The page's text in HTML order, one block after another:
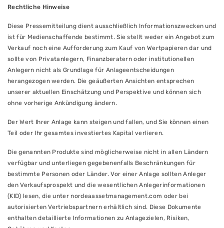
Rechtliche Hinweise
Diese Pressemitteilung dient ausschließlich Informationszwecken und
ist für Medienschaffende bestimmt. Sie stellt weder ein Angebot zum
Verkauf noch eine Aufforderung zum Kauf von Wertpapieren dar und
sollte von Privatanlegern, Finanzberatern oder institutionellen
Anlegern nicht als Grundlage für Anlageentscheidungen
herangezogen werden. Die geäußerten Ansichten entsprechen
unserer aktuellen Einschätzung und Perspektive und können sich
ohne vorherige Ankündigung ändern.
Der Wert Ihrer Anlage kann steigen und fallen, und Sie können einen
Teil oder Ihr gesamtes investiertes Kapital verlieren.
Die genannten Produkte sind möglicherweise nicht in allen Ländern
verfügbar und unterliegen gegebenenfalls Beschränkungen für
bestimmte Personen oder Länder. Vor einer Anlage sollten Anleger
den Verkaufsprospekt und die wesentlichen Anlegerinformationen
(KID) lesen, die unter nordeaassetmanagement.com oder bei
autorisierten Vertriebspartnern erhältlich sind. Diese Dokumente
enthalten detaillierte Informationen zu Anlagezielen, Risiken,